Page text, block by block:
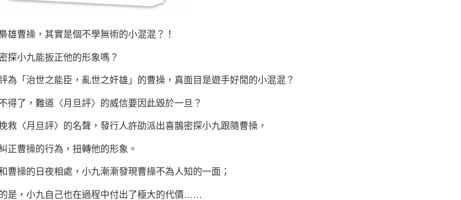
雄曹操，其實是個不學無術的小混混？！
探小九能扳正他的形象嗎？
為「治世之能臣，亂世之奸雄」的曹操，真面目是遊手好閒的小混混？
得了，難道〈月旦評〉的威信要因此毀於一旦？
救〈月旦評〉的名聲，發行人許劭派出喜鵲密探小九跟隨曹操，
正曹操的行為，扭轉他的形象。
曹操的日夜相處，小九漸漸發現曹操不為人知的一面；
是，小九自己也在過程中付出了極大的代價……